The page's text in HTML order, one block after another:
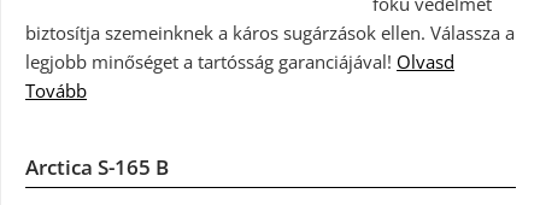
biztosítja szemeinknek a káros sugárzások ellen. Válassza a
legjobb minőséget a tartósság garanciájával! Olvasd
Tovább
Arctica S-165 B